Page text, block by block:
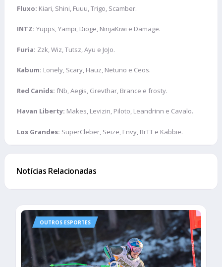
Fluxo: Kiari, Shini, Fuuu, Trigo, Scamber.
INTZ: Yupps, Yampi, Dioge, NinjaKiwi e Damage.
Furia: Zzk, Wiz, Tutsz, Ayu e JoJo.
Kabum: Lonely, Scary, Hauz, Netuno e Ceos.
Red Canids: fNb, Aegis, Grevthar, Brance e frosty.
Havan Liberty: Makes, Levizin, Piloto, Leandrinn e Cavalo.
Los Grandes: SuperCleber, Seize, Envy, BrTT e Kabbie.
Notícias Relacionadas
OUTROS ESPORTES